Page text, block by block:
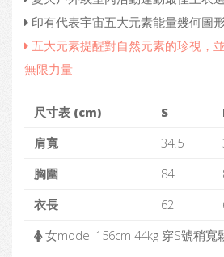
印有代表宇宙五大元素能量幾何圖形
五大元素提醒對自然元素的珍視，
無限力量
尺寸表 (cm) S
肩寬
34.5
胸圍
84
衣長
62
女model 156cm 44kg 穿S號稍寬